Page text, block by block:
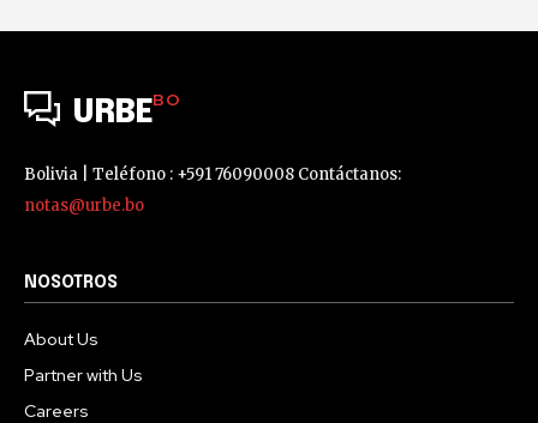
URBEBO
Bolivia | Teléfono : +591 76090008 Contáctanos:
notas@urbe.bo
NOSOTROS
About Us
Partner with Us
Careers